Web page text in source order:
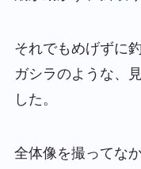
それでもめげずに
ガシラのような、
した。
全体像を撮ってな